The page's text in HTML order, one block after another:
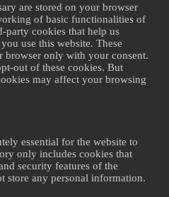
are stored on your browser
of basic functionalities of
party cookies that help us
use this website. These
browser only with your consent.
out of these cookies. But
may affect your browsing
essential for the website to
only includes cookies that
security features of the
store any personal information.